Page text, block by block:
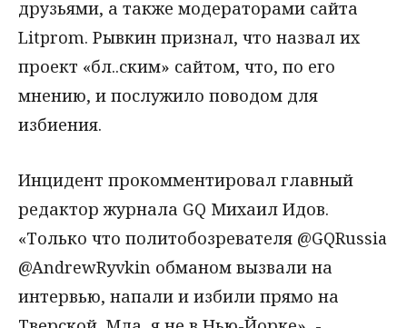
друзьями, а также модераторами сайта
Litprom. Рывкин признал, что назвал их
проект «бл..ским» сайтом, что, по его
мнению, и послужило поводом для
избиения.
Инцидент прокомментировал главный
редактор журнала GQ Михаил Идов.
«Только что политобозревателя @GQRussia
@AndrewRyvkin обманом вызвали на
интервью, напали и избили прямо на